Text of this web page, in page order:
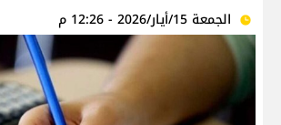
الجمعة 15/أيار/2026 - 12:26 م